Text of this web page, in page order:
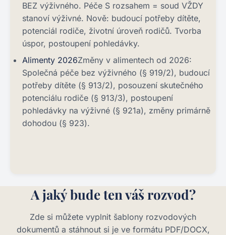
BEZ výživného. Péče S rozsahem = soud VŽDY
stanoví výživné. Nově: budoucí potřeby dítěte,
potenciál rodiče, životní úroveň rodičů. Tvorba
úspor, postoupení pohledávky.
Alimenty 2026Změny v alimentech od 2026:
Společná péče bez výživného (§ 919/2), budoucí
potřeby dítěte (§ 913/2), posouzení skutečného
potenciálu rodiče (§ 913/3), postoupení
pohledávky na výživné (§ 921a), změny primárně
dohodou (§ 923).
A jaký bude ten váš rozvod?
Zde si můžete vyplnit šablony rozvodových
dokumentů a stáhnout si je ve formátu PDF/DOCX,